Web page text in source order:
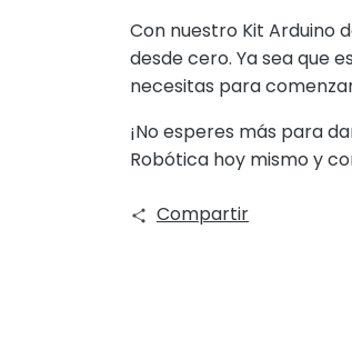
Con nuestro Kit Arduino
desde cero. Ya sea que
necesitas para
¡No esperes más para
Robótica hoy mismo y
Compartir